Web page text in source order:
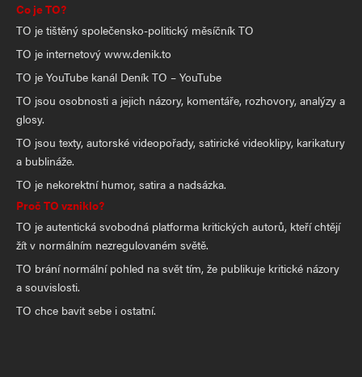
Co je TO?
TO je tištěný společensko-politický měsíčník TO
TO je internetový www.denik.to
TO je YouTube kanál Deník TO – YouTube
TO jsou osobnosti a jejich názory, komentáře, rozhovory, analýzy a
glosy.
TO jsou texty, autorské videopořady, satirické videoklipy, karikatury
a bublináže.
TO je nekorektní humor, satira a nadsázka.
Proč TO vzniklo?
TO je autentická svobodná platforma kritických autorů, kteří chtějí
žít v normálním nezregulovaném světě.
TO brání normální pohled na svět tím, že publikuje kritické názory
a souvislosti.
TO chce bavit sebe i ostatní.